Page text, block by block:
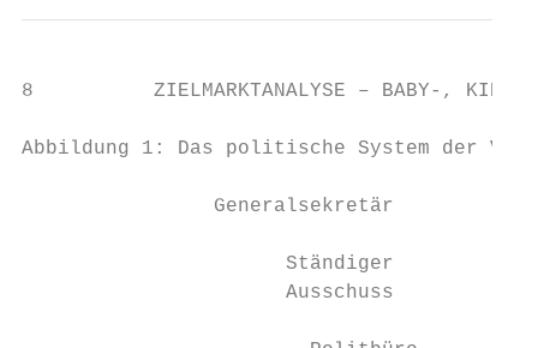
8          ZIELMARKTANALYSE – BABY-,
Abbildung 1: Das politische System der VR
Generalsekretär
Ständiger
Ausschuss